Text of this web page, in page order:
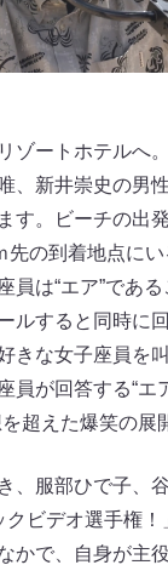
ゾートホテルへ
、新井崇史の男
す。ビーチの出
先の到着地点に
員は“エア”であ
ルすると同時に
きな女子座員を
員が回答する“エ
を超えた爆笑の
、服部ひで子、
クビデオ選手権
かで、自身が主